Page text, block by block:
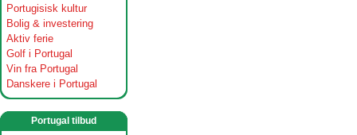
Portugisisk kultur
Bolig & investering
Aktiv ferie
Golf i Portugal
Vin fra Portugal
Danskere i Portugal
Portugal tilbud